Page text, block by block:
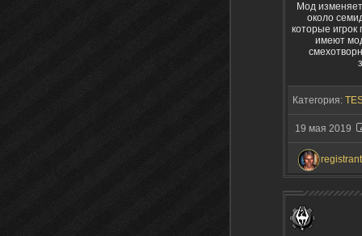
Мод
около
которые игрок
имеют
Категория:
19 мая 2019
registrant